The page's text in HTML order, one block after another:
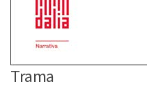
Trama